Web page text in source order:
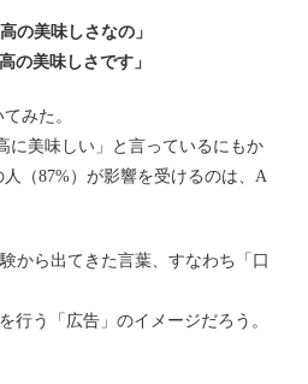
の美味しさなの」
の美味しさです」
みた。
に美味しい」と言っているにもか
（87%）が影響を受けるのは、A
から出てきた言葉、すなわち「口
行う「広告」のイメージだろう。